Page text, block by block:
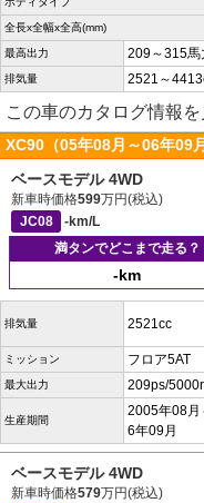
全長x全幅x全高(mm)
最高出力 209～315馬
排気量 2521～
この車のカタログ情報を
XC90（05年08月～06年09
ベースモデル 4WD
新車時価格599万円(税込)
JC08
-km/L
満タンでどこまで走る？
-km
排気量 2521cc
ミッション フロア5AT
最大出力 209ps/
生産期間
2005年08月
6年09月
ベースモデル 4WD
新車時価格579万円(税込)